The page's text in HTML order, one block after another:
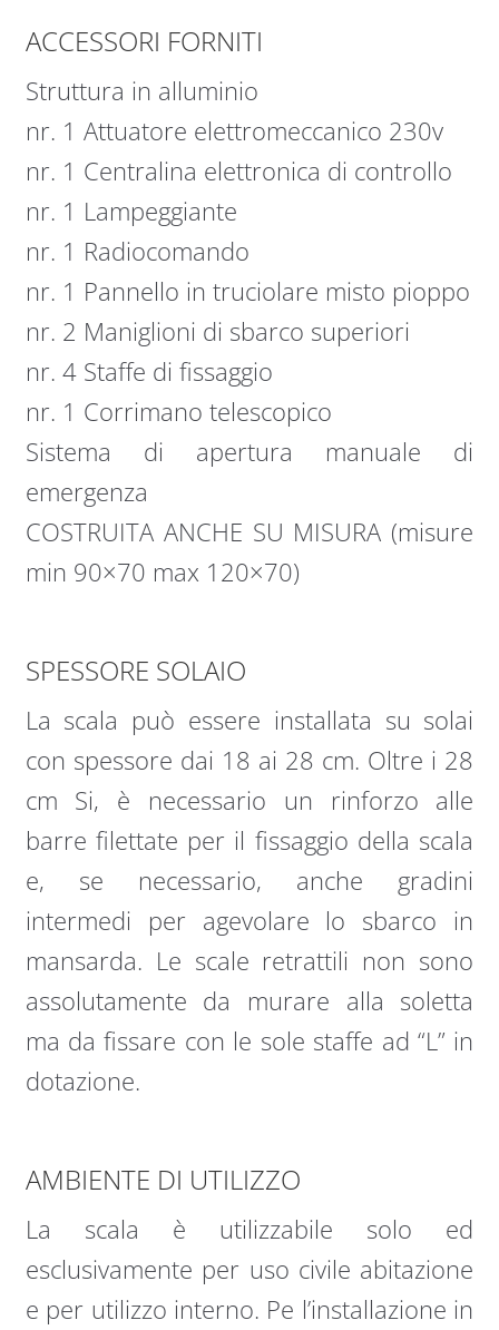
ACCESSORI FORNITI
Struttura in alluminio
nr. 1 Attuatore elettromeccanico 230v
nr. 1 Centralina elettronica di controllo
nr. 1 Lampeggiante
nr. 1 Radiocomando
nr. 1 Pannello in truciolare misto pioppo
nr. 2 Maniglioni di sbarco superiori
nr. 4 Staffe di fissaggio
nr. 1 Corrimano telescopico
Sistema di apertura manuale di
emergenza
COSTRUITA ANCHE SU MISURA (misure
min 90×70 max 120×70)
SPESSORE SOLAIO
La scala può essere installata su solai
con spessore dai 18 ai 28 cm. Oltre i 28
cm Si, è necessario un rinforzo alle
barre filettate per il fissaggio della scala
e, se necessario, anche gradini
intermedi per agevolare lo sbarco in
mansarda. Le scale retrattili non sono
assolutamente da murare alla soletta
ma da fissare con le sole staffe ad “L” in
dotazione.
AMBIENTE DI UTILIZZO
La scala è utilizzabile solo ed
esclusivamente per uso civile abitazione
e per utilizzo interno. Pe l’installazione in